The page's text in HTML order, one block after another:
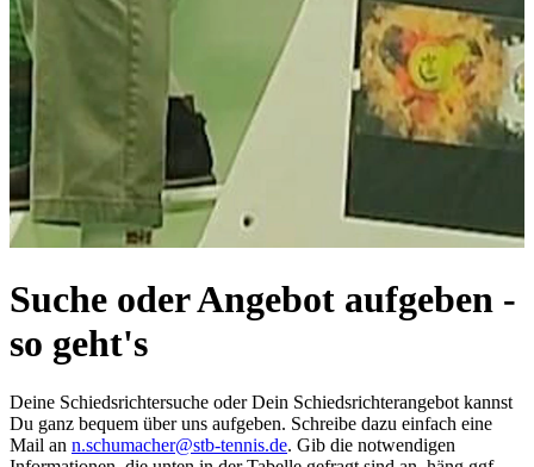
Suche oder Angebot aufgeben -
so geht's
Deine Schiedsrichtersuche oder Dein Schiedsrichterangebot kannst
Du ganz bequem über uns aufgeben. Schreibe dazu einfach eine
Mail an n.schumacher@stb-tennis.de. Gib die notwendigen